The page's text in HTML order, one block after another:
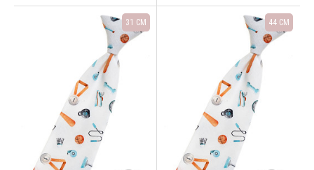
31 CM 44 CM